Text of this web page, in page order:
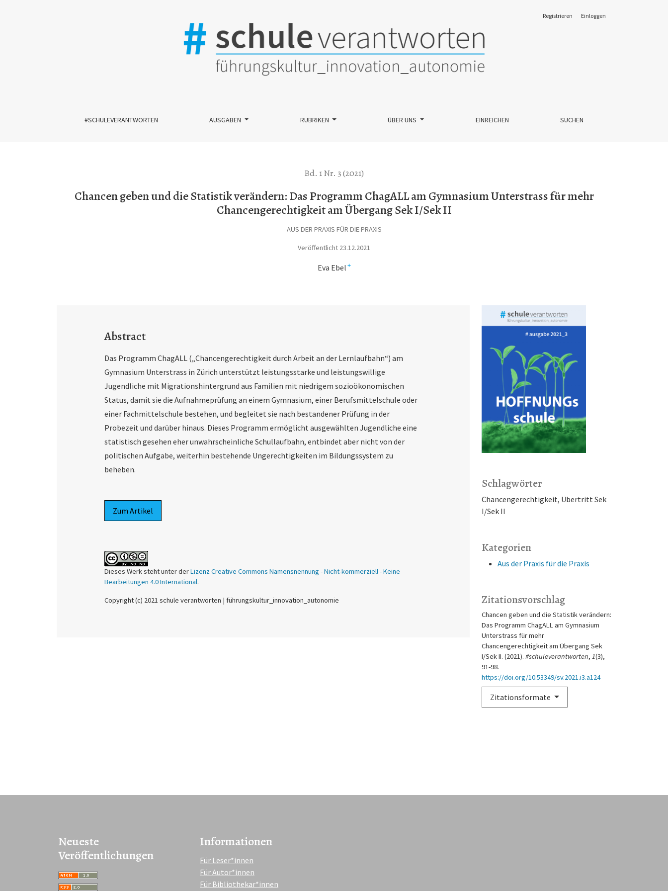
Chancen geben und die Statistik verändern: Das Programm ChagALL am Gymnasium Unterstrass für mehr Chancengerechtigkeit am Übergang Sek I/Sek II
#SCHULEVERANTWORTEN AUSGABEN RUBRIKEN ÜBER UNS EINREICHEN SUCHEN
Registrieren Einloggen
Bd. 1 Nr. 3 (2021)
Chancen geben und die Statistik verändern: Das Programm ChagALL am Gymnasium Unterstrass für mehr
Chancengerechtigkeit am Übergang Sek I/Sek II
AUS DER PRAXIS FÜR DIE PRAXIS
Veröffentlicht 23.12.2021
Eva Ebel +
Schlagwörter
Chancengerechtigkeit, Übertritt Sek
I/Sek II
Kategorien
Aus der Praxis für die Praxis
Zitationsvorschlag
Chancen geben und die Statistik verändern:
Das Programm ChagALL am Gymnasium
Unterstrass für mehr
Chancengerechtigkeit am Übergang Sek
I/Sek II. (2021). #schuleverantworten, 1(3),
91-98.
https://doi.org/10.53349/sv.2021.i3.a124
Zitationsformate
Abstract
Das Programm ChagALL („Chancengerechtigkeit durch Arbeit an der Lernlaufbahn“) am
Gymnasium Unterstrass in Zürich unterstützt leistungsstarke und leistungswillige
Jugendliche mit Migrationshintergrund aus Familien mit niedrigem sozioökonomischen
Status, damit sie die Aufnahmeprüfung an einem Gymnasium, einer Berufsmittelschule oder
einer Fachmittelschule bestehen, und begleitet sie nach bestandener Prüfung in der
Probezeit und darüber hinaus. Dieses Programm ermöglicht ausgewählten Jugendliche eine
statistisch gesehen eher unwahrscheinliche Schullaufbahn, entbindet aber nicht von der
politischen Aufgabe, weiterhin bestehende Ungerechtigkeiten im Bildungssystem zu
beheben.
Zum Artikel
Dieses Werk steht unter derLizenz Creative Commons Namensnennung - Nicht-kommerziell - Keine
Bearbeitungen 4.0 International.
Copyright (c) 2021 schule verantworten | führungskultur_innovation_autonomie
Neueste
Veröffentlichungen
Informationen
Für Leser*innen
Für Autor*innen
Für Bibliothekar*innen